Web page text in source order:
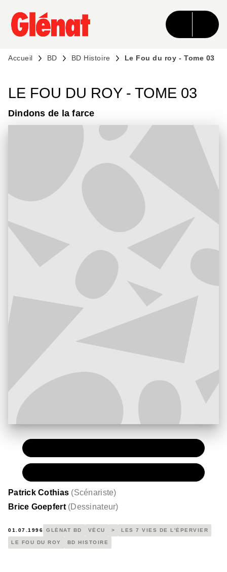
MENU RECHERCHE CONTENU
PIED DE PAGE
Accueil BD BD Histoire Le Fou du roy - Tome 03
LE FOU DU ROY - TOME 03
Dindons de la farce
Patrick Cothias (Scénariste)
Brice Goepfert (Dessinateur)
01.07.1996 GLÉNAT BD VÉCU > LES 7 VIES DE L'ÉPERVIER
LE FOU DU ROY BD HISTOIRE